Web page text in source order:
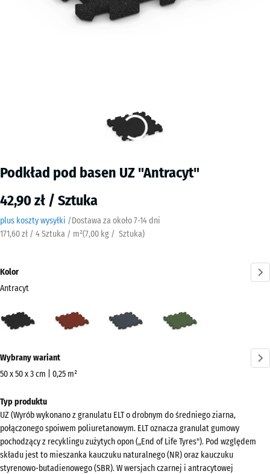
Podkład pod basen UZ "Antracyt"
42,90 zł / Sztuka
plus koszty wysyłki /Dostawa za około7-14 dni
171,60 zł / 4 Sztuka / m²(7,00 kg / Sztuka)
Kolor
Antracyt
(active)
ceglasty
łupkowy
informacji
o
Pokaż
paletę
kolorów
Antracyt(active)
Wybrany wariant
50 x 50 x 3 cm | 0,25 m²
do
wysyłki
540
x
540
Typ produktu
UZ (Wyrób wykonano z granulatu ELT o drobnym do średniego ziarna,
połączonego spoiwem poliuretanowym. ELT oznacza granulat gumowy
pochodzący z recyklingu zużytych opon („End of Life Tyres"). Pod względem
składu jest to mieszanka kauczuku naturalnego (NR) oraz kauczuku
styrenowo-butadienowego (SBR). W wersjach czarnej i antracytowej